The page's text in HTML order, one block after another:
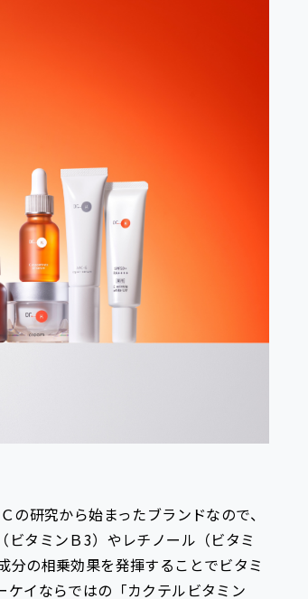
研究から始まったブランドなので、
ビタミンＢ3）やレチノール（ビタミ
分の相乗効果を発揮することでビタミ
ケイならではの「カクテルビタミン